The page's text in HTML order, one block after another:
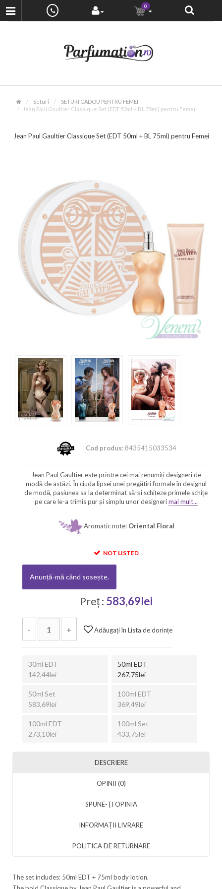
0
Seturi
SETURI CADOU PENTRU FEMEI
Jean Paul Gaultier Classique Set (EDT 50ml + BL 75ml) pentru Femei
Jean Paul Gaultier Classique Set (EDT 50ml + BL 75ml) pentru Femei
Cod produs:8435415033534
Jean Paul Gaultier este printre cei mai renumiți designeri de
modă de astăzi. În ciuda lipsei unei pregătiri formale în designul
de modă, pasiunea sa la determinat să-și schițeze primele schițe
pe care le-a trimis pur și simplu unor designerimai mult...
Aromatic note: Oriental Floral
NOT LISTED
Anunță-mă când sosește.
Preț : 583,69lei
- + Adăugați în Lista de dorințe
30ml EDT
142,44lei
50ml EDT
267,75lei
50ml Set
583,69lei
100ml EDT
369,49lei
100ml EDT
273,10lei
100ml Set
433,75lei
DESCRIERE
OPINII (0)
SPUNE-ŢI OPINIA
INFORMAȚII LIVRARE
POLITICA DE RETURNARE
The set includes: 50ml EDT + 75ml body lotion.